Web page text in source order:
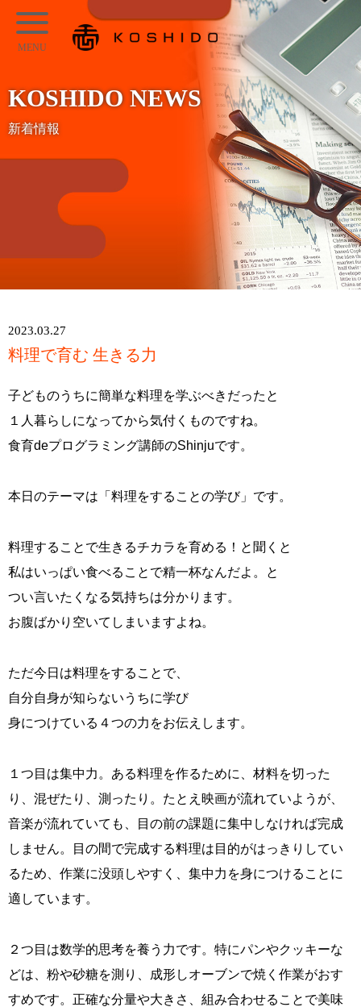
コ
ン
テ
ン
キ
ッ
KOSHIDO
メ
ュ
ー
KOSHIDO NEWS
新着情報
2023.03.27
料理で育む 生きる力
子どものうちに簡単な料理を学ぶべきだったと
１人暮らしになってから気付くものですね。
食育deプログラミング講師のShinjuです。
本日のテーマは「料理をすることの学び」です。
料理することで生きるチカラを育める！と聞くと
私はいっぱい食べることで精一杯なんだよ。と
つい言いたくなる気持ちは分かります。
お腹ばかり空いてしまいますよね。
ただ今日は料理をすることで、
自分自身が知らないうちに学び
身につけている４つの力をお伝えします。
１つ目は集中力。ある料理を作るために、材料を切った
り、混ぜたり、測ったり。たとえ映画が流れていようが、
音楽が流れていても、目の前の課題に集中しなければ完成
しません。目の間で完成する料理は目的がはっきりしてい
るため、作業に没頭しやすく、集中力を身につけることに
適しています。
２つ目は数学的思考を養う力です。特にパンやクッキーな
どは、粉や砂糖を測り、成形しオーブンで焼く作業がおす
すめです。正確な分量や大きさ、組み合わせることで美味